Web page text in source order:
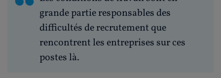
grande partie responsables des
difficultés de recrutement que
rencontrent les entreprises sur ces
postes là.